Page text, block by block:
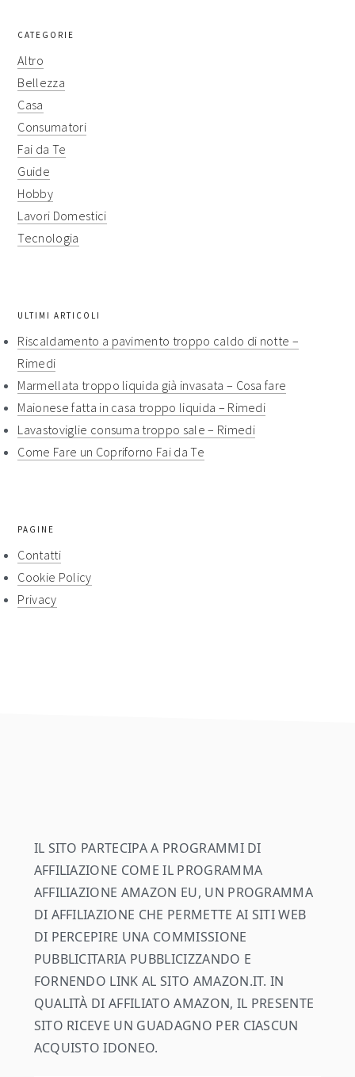
CATEGORIE
Altro
Bellezza
Casa
Consumatori
Fai da Te
Guide
Hobby
Lavori Domestici
Tecnologia
ULTIMI ARTICOLI
Riscaldamento a pavimento troppo caldo di notte​ –
Rimedi​
Marmellata troppo liquida già invasata​ – Cosa fare​​
Maionese fatta in casa troppo liquida​​ – Rimedi​​
Lavastoviglie consuma troppo sale​ – Rimedi​​
Come Fare un Copriforno Fai da Te
PAGINE
Contatti
Cookie Policy
Privacy
IL SITO PARTECIPA A PROGRAMMI DI
AFFILIAZIONE COME IL PROGRAMMA
AFFILIAZIONE AMAZON EU, UN PROGRAMMA
DI AFFILIAZIONE CHE PERMETTE AI SITI WEB
DI PERCEPIRE UNA COMMISSIONE
PUBBLICITARIA PUBBLICIZZANDO E
FORNENDO LINK AL SITO AMAZON.IT. IN
QUALITÀ DI AFFILIATO AMAZON, IL PRESENTE
SITO RICEVE UN GUADAGNO PER CIASCUN
ACQUISTO IDONEO.